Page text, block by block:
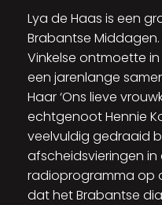
Lya de Haas is een
Brabantse
Vinkelse ontmoette
een jarenlange
Haar ‘Ons lieve
echtgenoot Hennie
veelvuldig gedraaid
afscheidsvieringen in
radioprogramma op
dat het Brabantse